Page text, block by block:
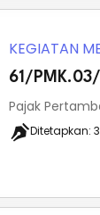
KEGIATAN
61/
Pajak
Ditetapkan: